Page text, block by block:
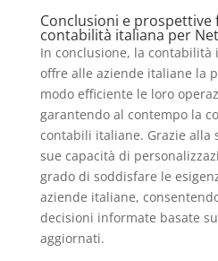
Conclusioni e prospettive
contabilità italiana per
In conclusione, la contabilità
offre alle aziende italiane la
modo efficiente le loro
garantendo al contempo la
contabili italiane. Grazie alla
sue capacità di
grado di soddisfare le
aziende italiane,
decisioni informate basate
aggiornati.